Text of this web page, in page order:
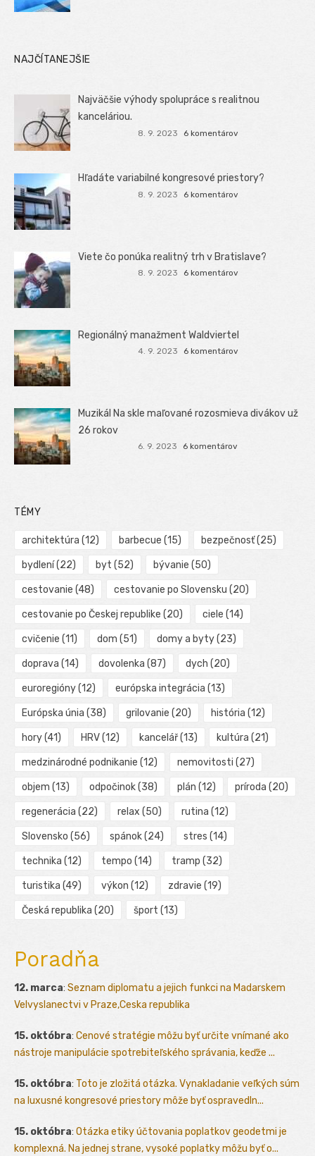
NAJČÍTANEJŠIE
Najväčšie výhody spolupráce s realitnou
kanceláriou.
8. 9. 2023 6 komentárov
Hľadáte variabilné kongresové priestory?
8. 9. 2023 6 komentárov
Viete čo ponúka realitný trh v Bratislave?
8. 9. 2023 6 komentárov
Regionálný manažment Waldviertel
4. 9. 2023 6 komentárov
Muzikál Na skle maľované rozosmieva divákov už
26 rokov
6. 9. 2023 6 komentárov
TÉMY
architektúra (12) barbecue (15) bezpečnosť(25)
bydlení(22) byt (52) bývanie (50)
cestovanie (48) cestovanie po Slovensku (20)
cestovanie po Českej republike (20) ciele (14)
cvičenie (11) dom (51) domy a byty(23)
doprava (14) dovolenka (87) dych (20)
euroregióny(12) európska integrácia (13)
Európska únia (38) grilovanie (20) história (12)
hory(41) HRV(12) kancelář(13) kultúra (21)
medzinárodné podnikanie (12) nemovitosti (27)
objem (13) odpočinok(38) plán (12) príroda (20)
regenerácia (22) relax (50) rutina (12)
Slovensko (56) spánok(24) stres (14)
technika (12) tempo (14) tramp (32)
turistika (49) výkon (12) zdravie (19)
Česká republika (20) šport (13)
Poradňa
12. marca: Seznam diplomatu a jejich funkci na Madarskem
Velvyslanectvi v Praze,Ceska republika
15. októbra: Cenové stratégie môžu byť určite vnímané ako
nástroje manipulácie spotrebiteľského správania, keďže ...
15. októbra: Toto je zložitá otázka. Vynakladanie veľkých súm
na luxusné kongresové priestory môže byť ospravedln...
15. októbra: Otázka etiky účtovania poplatkov geodetmi je
komplexná. Na jednej strane, vysoké poplatky môžu byť o...